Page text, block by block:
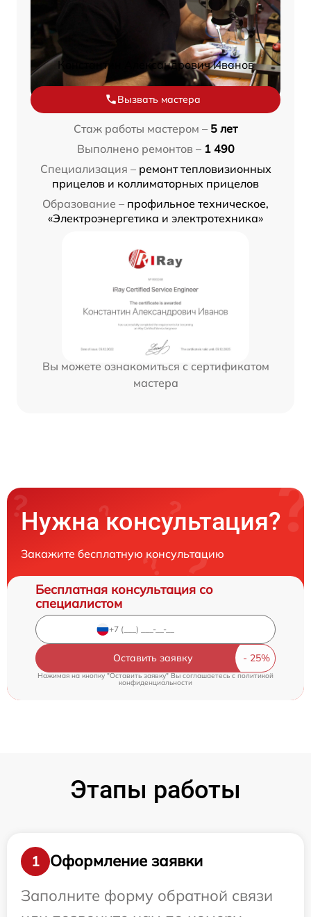
Константин Александрович Иванов
Вызвать мастера
Стаж работы мастером – 5 лет
Выполнено ремонтов – 1 490
Специализация – ремонт тепловизионных
прицелов и коллиматорных прицелов
Образование – профильное техническое,
«Электроэнергетика и электротехника»
Вы можете ознакомиться с сертификатом
мастера
Нужна консультация?
Закажите бесплатную консультацию
Бесплатная консультация со
специалистом
Оставить заявку
Нажимая на кнопку "Оставить заявку" Вы соглашаетесь cполитикой
конфиденциальности
Этапы работы
1
Оформление заявки
Заполните форму обратной связи